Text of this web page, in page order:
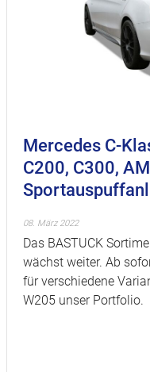
Mercedes C-
C200, C300,
08. März 2022
Das BASTUCK
wächst weiter. Ab
für verschiedene
W205 unser Portfolio.